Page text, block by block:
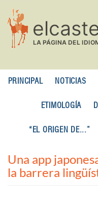
contenido
principal
PRINCIPAL NOTICIAS
ETIMOLOGÍA
“EL ORIGEN DE...”
Una app
la barrera